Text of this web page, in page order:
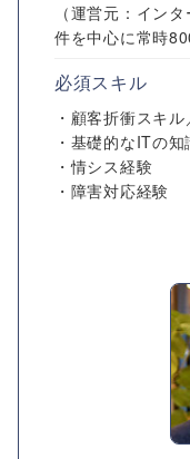
（運営元：イン
件を中心に常時
必須スキル
・顧客折衝スキ
・基礎的なITの知
・情シス経験
・障害対応経験